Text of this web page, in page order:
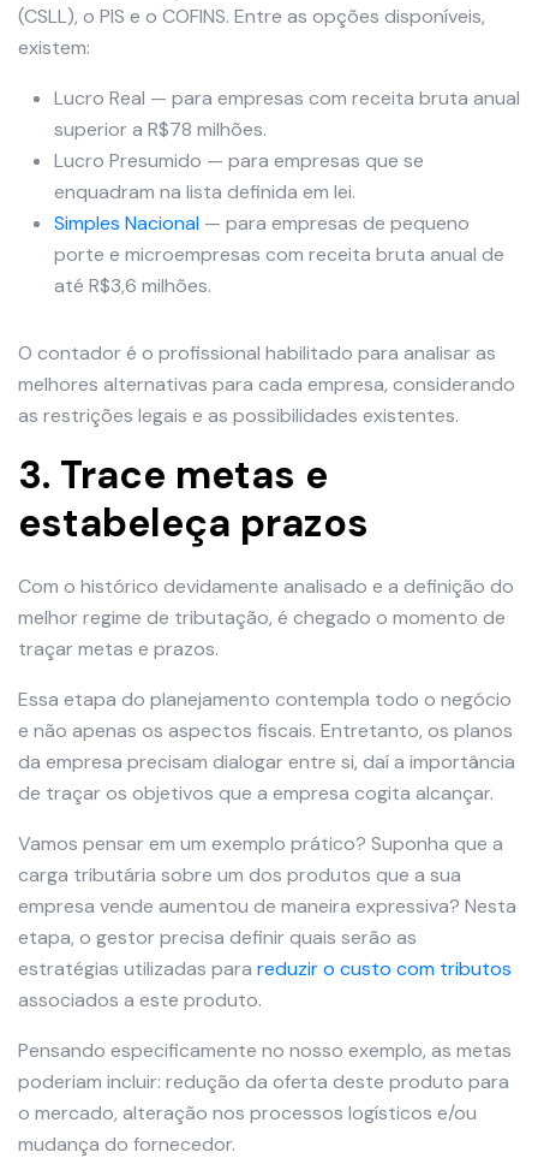
(CSLL), o PIS e o COFINS. Entre as opções disponíveis,
existem:
Lucro Real — para empresas com receita bruta anual
superior a R$78 milhões.
Lucro Presumido — para empresas que se
enquadram na lista definida em lei.
Simples Nacional — para empresas de pequeno
porte e microempresas com receita bruta anual de
até R$3,6 milhões.
O contador é o profissional habilitado para analisar as
melhores alternativas para cada empresa, considerando
as restrições legais e as possibilidades existentes.
3. Trace metas e
estabeleça prazos
Com o histórico devidamente analisado e a definição do
melhor regime de tributação, é chegado o momento de
traçar metas e prazos.
Essa etapa do planejamento contempla todo o negócio
e não apenas os aspectos fiscais. Entretanto, os planos
da empresa precisam dialogar entre si, daí a importância
de traçar os objetivos que a empresa cogita alcançar.
Vamos pensar em um exemplo prático? Suponha que a
carga tributária sobre um dos produtos que a sua
empresa vende aumentou de maneira expressiva? Nesta
etapa, o gestor precisa definir quais serão as
estratégias utilizadas para reduzir o custo com tributos
associados a este produto.
Pensando especificamente no nosso exemplo, as metas
poderiam incluir: redução da oferta deste produto para
o mercado, alteração nos processos logísticos e/ou
mudança do fornecedor.